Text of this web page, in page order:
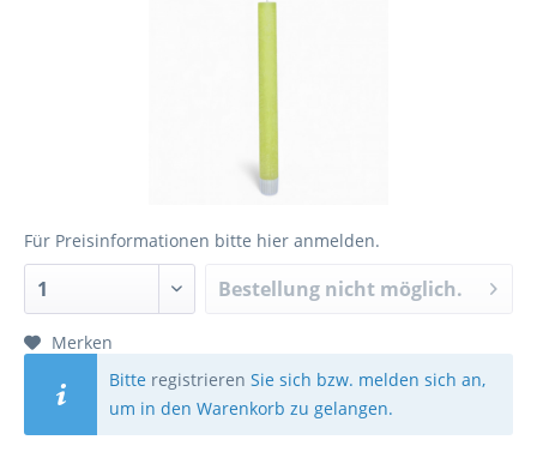
Für Preisinformationen bitte hier anmelden.
Bestellung nicht möglich.
Merken
Bitte registrieren Sie sich bzw. melden sich an,
um in den Warenkorb zu gelangen.